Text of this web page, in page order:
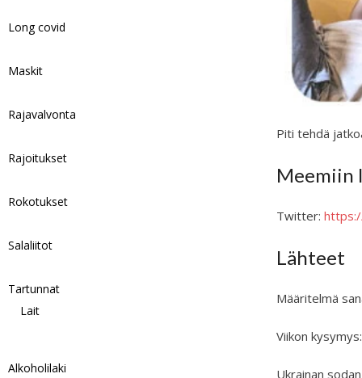
Piti tehdä
Meemiin
Twitter:
Lähteet
Määritelmä
Viikon
Ukrainan
Long covid
Maskit
Rajavalvonta
Rajoitukset
Rokotukset
Salaliitot
Tartunnat
Lait
Alkoholilaki